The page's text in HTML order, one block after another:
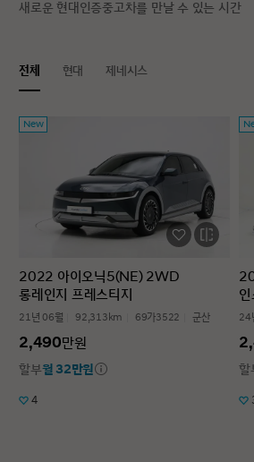
새로운 현대인증중고차를 만날 수 있는 시간
전체 현대 제네시스
New
2022 아이오닉5(NE) 2WD
롱레인지 프레스티지
21년 06월 92,313km 69가3522 군산
2,490만원
할부월 32만원
4
24
할